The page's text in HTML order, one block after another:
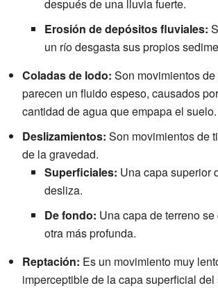
después de una lluvia fuerte.
Erosión de depósitos fluviales:
un río desgasta sus propios
Coladas de lodo: Son movimientos
parecen un fluido espeso, causados
cantidad de agua que empapa el suelo.
Deslizamientos: Son movimientos de
de la gravedad.
Superficiales: Una capa superior
desliza.
De fondo: Una capa de terreno
otra más profunda.
Reptación: Es un movimiento muy
imperceptible de la capa superficial